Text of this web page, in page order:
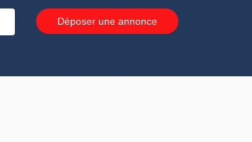
Déposer une annonce